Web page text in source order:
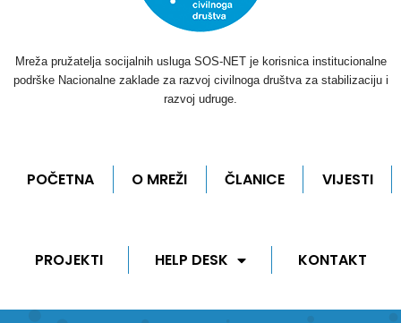
Mreža pružatelja socijalnih usluga SOS-NET je korisnica institucionalne
podrške Nacionalne zaklade za razvoj civilnoga društva za stabilizaciju i
razvoj udruge.
POČETNA O MREŽI ČLANICE VIJESTI
PROJEKTI HELP DESK KONTAKT